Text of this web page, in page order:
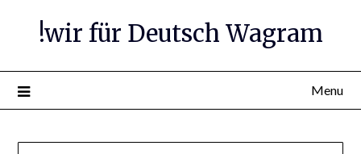
!wir für Deutsch Wagram
Menu